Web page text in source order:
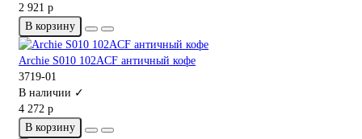
2 921 р
В корзину
Archie S010 102ACF античный кофе
3719-01
В наличии ✓
4 272 р
В корзину